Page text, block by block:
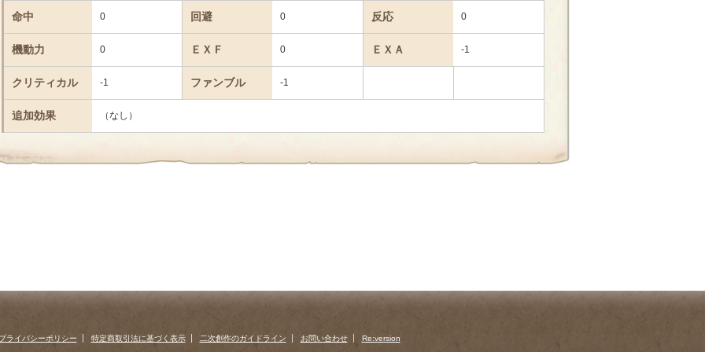
命中 0 回避 0 反応 0
機動力 0 ＥＸＦ 0 ＥＸＡ -1
クリティカル -1 ファンブル -1
追加効果 （なし）
ライバシーポリシー 特定商取引法に基づく表示 二次創作のガイドライン お問い合わせ Re:version